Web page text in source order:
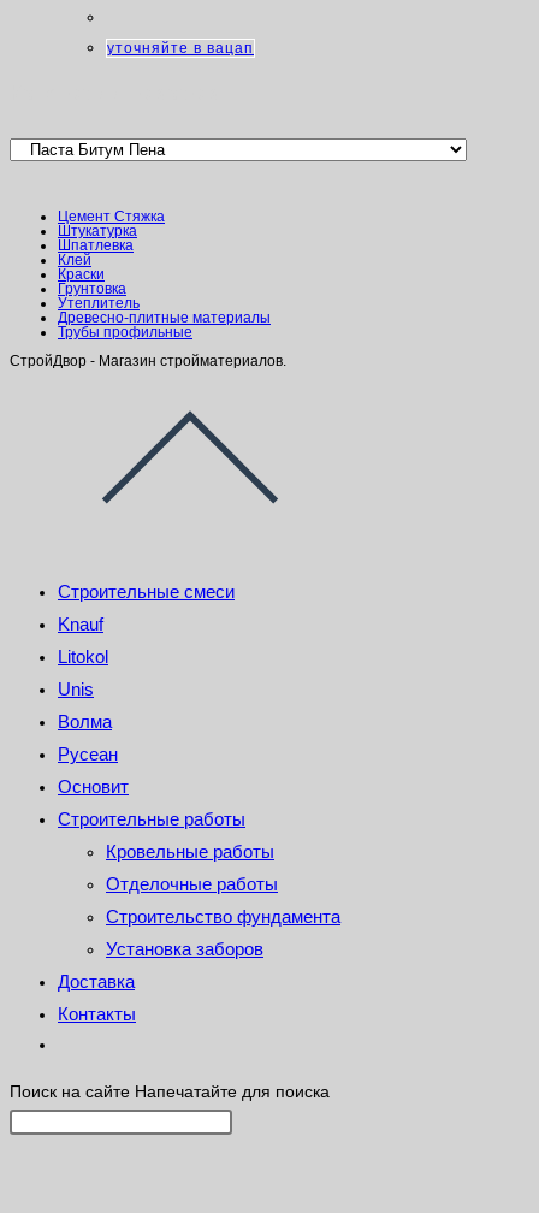
уточняйте в вацап
Цемент Стяжка
Штукатурка
Шпатлевка
Клей
Краски
Грунтовка
Утеплитель
Древесно-плитные материалы
Трубы профильные
СтройДвор - Магазин стройматериалов.
Строительные смеси
Knauf
Litokol
Unis
Волма
Русеан
Основит
Строительные работы
Кровельные работы
Отделочные работы
Строительство фундамента
Установка заборов
Доставка
Контакты
Поиск на сайте Напечатайте для поиска